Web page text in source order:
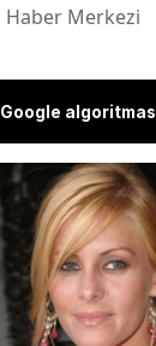
Haber Merkezi
Google